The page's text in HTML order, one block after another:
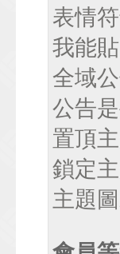
表情
我能
全域
公告
置頂
鎖定
主題